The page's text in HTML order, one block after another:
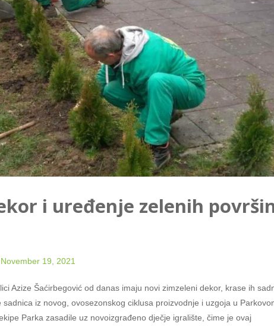
i uređenje zelenih
November 19, 2021
Azize Šaćirbegović od danas imaju novi zimzeleni dekor, krase ih
iz novog, ovosezonskog ciklusa proizvodnje i uzgoja u
Parka zasadile uz novoizgrađeno dječje igralište, čime je ovaj